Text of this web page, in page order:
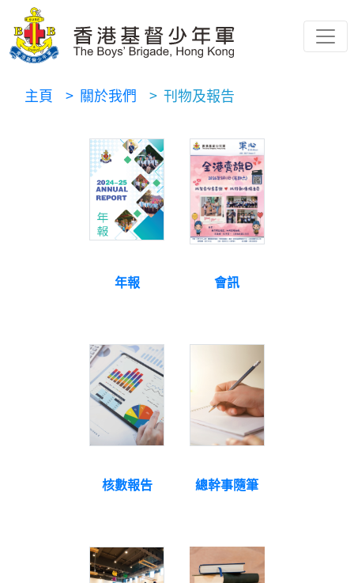
主頁 > 關於我們 > 刊物及報告
年報 會訊
核數報告 總幹事隨筆